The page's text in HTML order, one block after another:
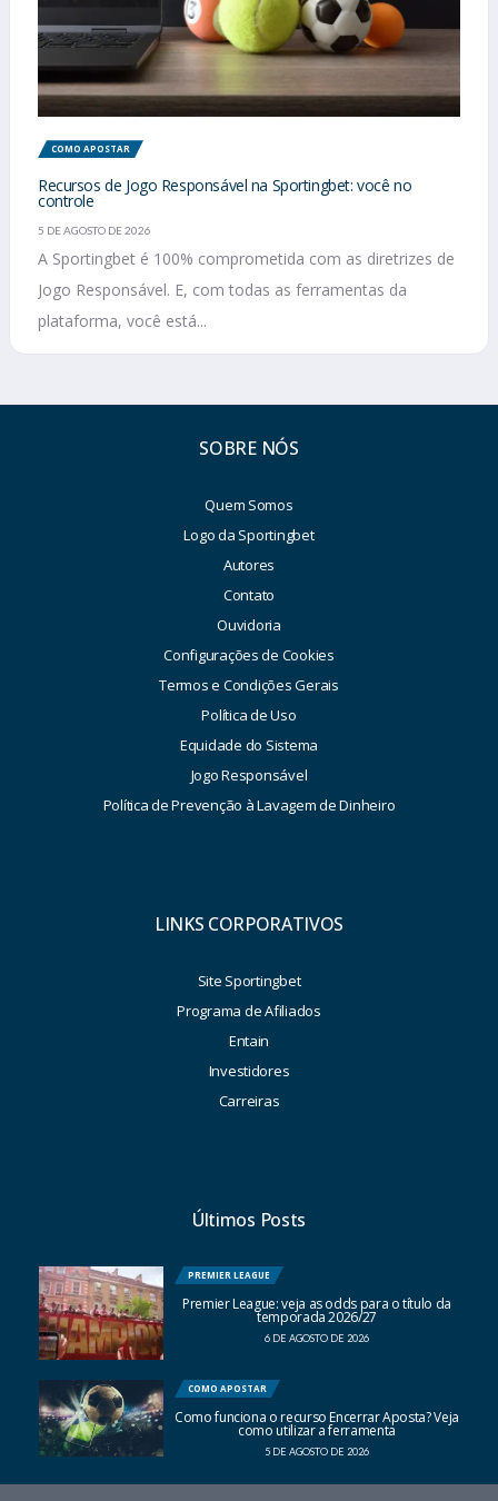
COMO APOSTAR
Recursos de Jogo Responsável na Sportingbet: você no
controle
5 DE AGOSTO DE 2026
A Sportingbet é 100% comprometida com as diretrizes de
Jogo Responsável. E, com todas as ferramentas da
plataforma, você está...
SOBRE NÓS
Quem Somos
Logo da Sportingbet
Autores
Contato
Ouvidoria
Configurações de Cookies
Termos e Condições Gerais
Política de Uso
Equidade do Sistema
Jogo Responsável
Política de Prevenção à Lavagem de Dinheiro
LINKS CORPORATIVOS
Site Sportingbet
Programa de Afiliados
Entain
Investidores
Carreiras
Últimos Posts
PREMIER LEAGUE
Premier League: veja as odds para o título da
temporada 2026/27
6 DE AGOSTO DE 2026
COMO APOSTAR
Como funciona o recurso Encerrar Aposta? Veja
como utilizar a ferramenta
5 DE AGOSTO DE 2026